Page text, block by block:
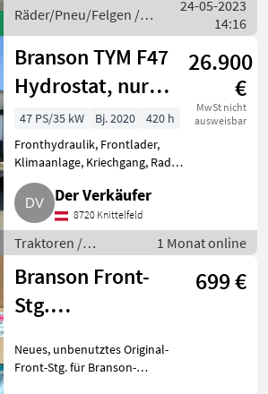
Für T
Räder/Pneu/Felgen /
Sonstige
24-05-2023
14:16
Branson TYM F47
Hydrostat, nur
420 Bstd.
26.900
€
MwSt nicht
ausweisbar
47 PS/35 kW Bj. 2020
420 h
Fronthydraulik, Frontlader,
Klimaanlage, Kriechgang, Radio,
Fahrzeugpapiere vorhanden
Erstbesitz mit nur 420 Bstd.
Wurde von mir 2020 neu
gekauft und zum Ausschieben
des
Der Verkäufer
8720 Knittelfeld
Traktoren /
Standard Traktoren
1 Monat online
Branson Front-
Stg.
neu
699 €
Neues, unbenutztes Original-
Front-Stg. für Branson-